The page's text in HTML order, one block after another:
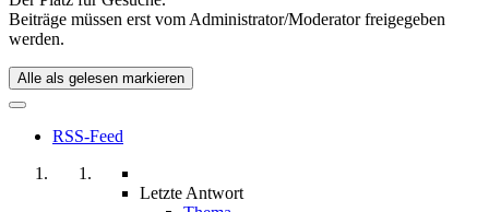
Beiträge müssen erst vom Administrator/Moderator freigegeben
werden.
Alle als gelesen markieren
RSS-Feed
Letzte Antwort